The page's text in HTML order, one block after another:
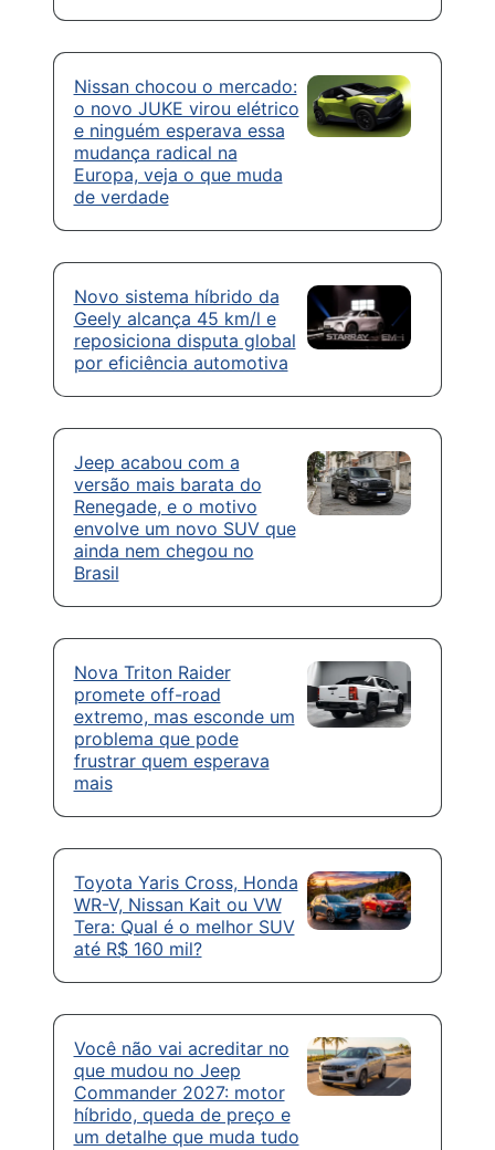
Nissan chocou o mercado:
o novo JUKE virou elétrico
e ninguém esperava essa
mudança radical na
Europa, veja o que muda
de verdade
Novo sistema híbrido da
Geely alcança 45 km/l e
reposiciona disputa global
por eficiência automotiva
Jeep acabou com a
versão mais barata do
Renegade, e o motivo
envolve um novo SUV que
ainda nem chegou no
Brasil
Nova Triton Raider
promete off-road
extremo, mas esconde um
problema que pode
frustrar quem esperava
mais
Toyota Yaris Cross, Honda
WR-V, Nissan Kait ou VW
Tera: Qual é o melhor SUV
até R$ 160 mil?
Você não vai acreditar no
que mudou no Jeep
Commander 2027: motor
híbrido, queda de preço e
um detalhe que muda tudo